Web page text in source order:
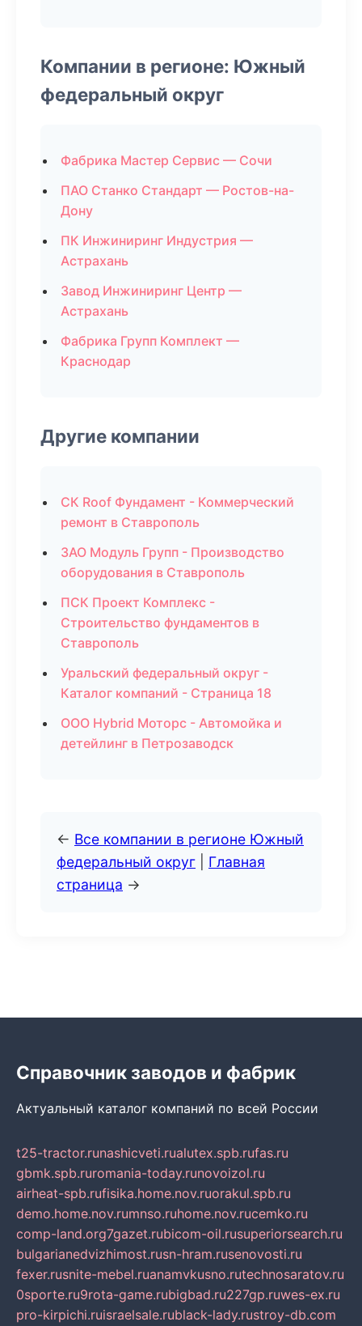
Компании в регионе: Южный
федеральный округ
Фабрика Мастер Сервис — Сочи
ПАО Станко Стандарт — Ростов-на-
Дону
ПК Инжиниринг Индустрия —
Астрахань
Завод Инжиниринг Центр —
Астрахань
Фабрика Групп Комплект —
Краснодар
Другие компании
СК Roof Фундамент - Коммерческий
ремонт в Ставрополь
ЗАО Модуль Групп - Производство
оборудования в Ставрополь
ПСК Проект Комплекс -
Строительство фундаментов в
Ставрополь
Уральский федеральный округ -
Каталог компаний - Страница 18
ООО Hybrid Моторс - Автомойка и
детейлинг в Петрозаводск
← Все компании в регионе Южный
федеральный округ
Главная
страница →
Справочник заводов и фабрик
Актуальный каталог компаний по всей России
t25-tractor.runashicveti.rualutex.spb.rufas.ru
gbmk.spb.ruromania-today.runovoizol.ru
airheat-spb.rufisika.home.nov.ruorakul.spb.ru
demo.home.nov.rumnso.ruhome.nov.rucemko.ru
comp-land.org7gazet.rubicom-oil.rusuperiorsearch.ru
bulgarianedvizhimost.rusn-hram.rusenovosti.ru
fexer.rusnite-mebel.ruanamvkusno.rutechnosaratov.ru
0sporte.ru9rota-game.rubigbad.ru227gp.ruwes-ex.ru
pro-kirpichi.ruisraelsale.rublack-lady.rustroy-db.com